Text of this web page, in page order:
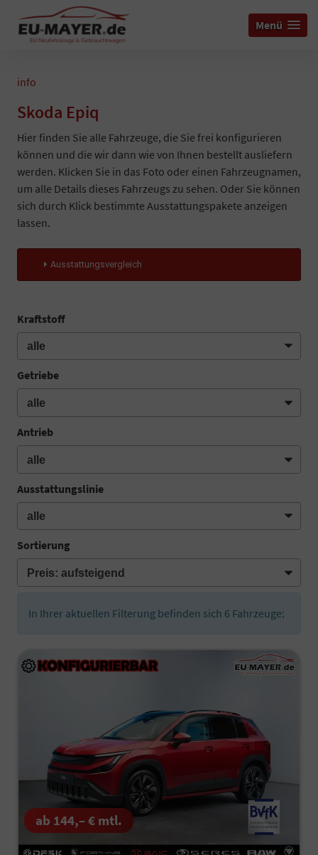
Menü
info
Skoda Epiq
Hier finden Sie alle Fahrzeuge, die Sie frei konfigurieren
können und die wir dann wie von Ihnen bestellt ausliefern
werden. Klicken Sie in das Foto oder einen Fahrzeugnamen,
um alle Details dieses Fahrzeugs zu sehen. Oder Sie können
sich durch Klick bestimmte Ausstattungspakete anzeigen
lassen.
Ausstattungsvergleich
Kraftstoff
Getriebe
Antrieb
Ausstattungslinie
Sortierung
In Ihrer aktuellen Filterung befinden sich 6 Fahrzeuge:
ab 144,– € mtl.